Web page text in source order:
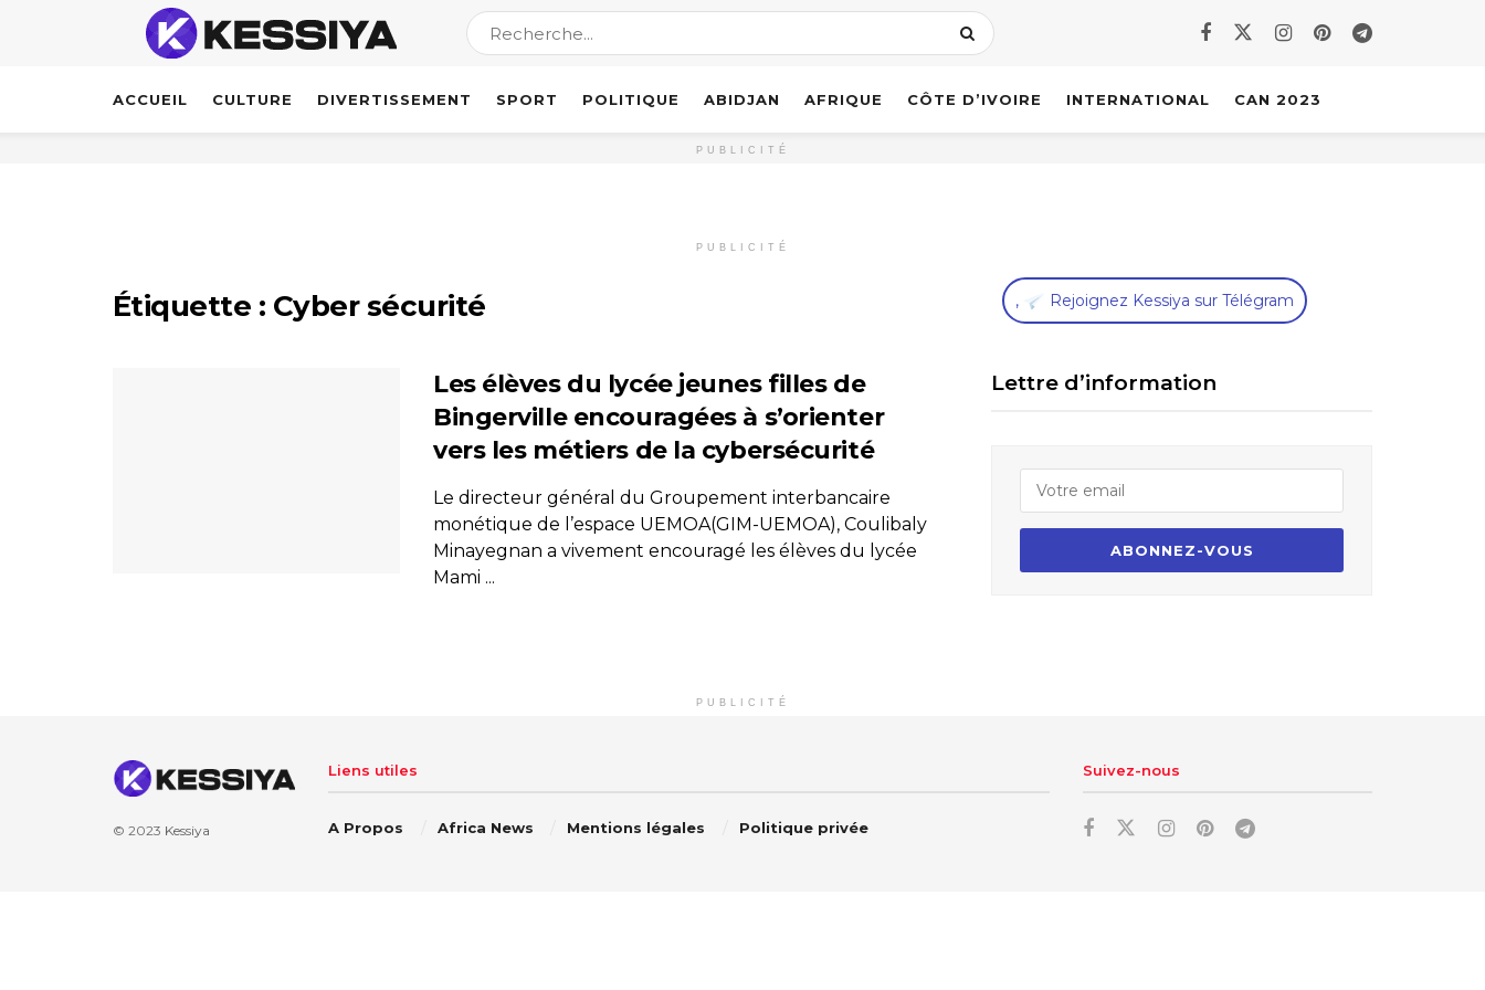
ACCUEIL CULTURE DIVERTISSEMENT SPORT POLITIQUE ABIDJAN AFRIQUE CÔTE D’IVOIRE INTERNATIONAL CAN 2023
PUBLICITÉ
PUBLICITÉ
Étiquette : Cyber sécurité
Les élèves du lycée jeunes filles de
Bingerville encouragées à s’orienter
vers les métiers de la cybersécurité
Le directeur général du Groupement interbancaire
monétique de l’espace UEMOA(GIM-UEMOA), Coulibaly
Minayegnan a vivement encouragé les élèves du lycée
Mami ...
, Rejoignez Kessiya sur Télégram
Lettre d’information
PUBLICITÉ
© 2023 Kessiya
Liens utiles
A Propos Africa News Mentions légales Politique privée
Suivez-nous